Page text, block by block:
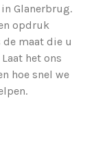
Glanerbrug.
opdruk
de maat die u
het ons
hoe snel we